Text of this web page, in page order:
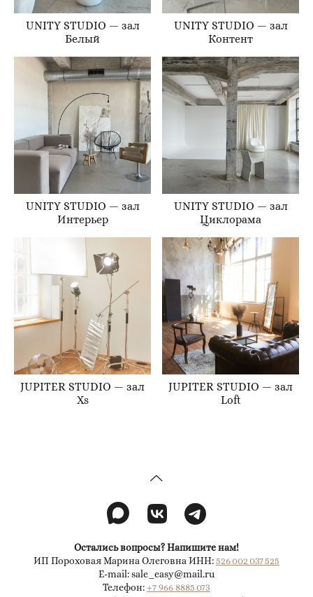
UNITY STUDIO — зал
Белый
UNITY STUDIO — зал
Контент
UNITY STUDIO — зал
Интерьер
UNITY STUDIO — зал
Циклорама
JUPITER STUDIO — зал
Xs
JUPITER STUDIO — зал
Loft
Остались вопросы? Напишите нам!
ИП Пороховая Марина Олеговна ИНН:526 002 037 525
E-mail: sale_easy@mail.ru
Телефон:+7 966 8885 073